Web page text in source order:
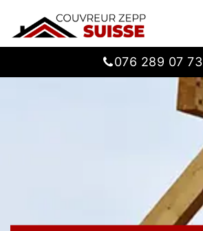
076 289 07 73